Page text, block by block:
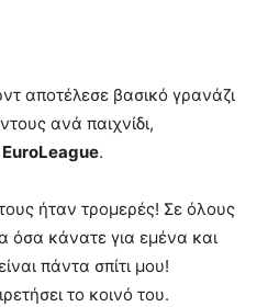
αποτέλεσε βασικό γρανάζι
ανά παιχνίδι,
EuroLeague.
ήταν τρομερές! Σε όλους
όσα κάνατε για εμένα και
πάντα σπίτι μου!
το κοινό του.